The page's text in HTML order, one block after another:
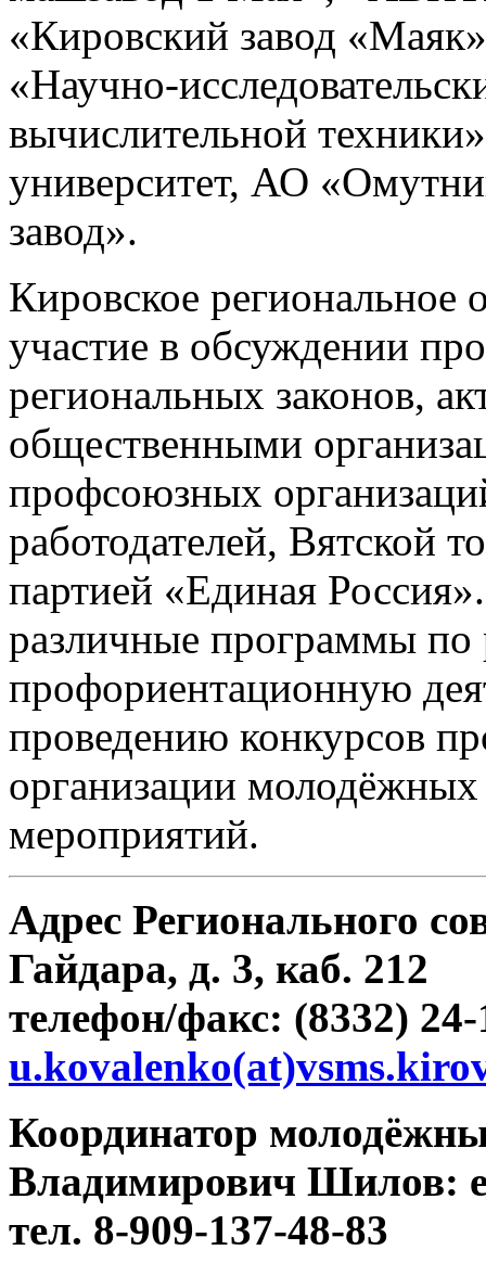
«Кировский завод
«Научно-
вычислительной
университет, АО
завод».
Кировское
участие в обсуждении
региональных законов,
общественными
профсоюзных
работодателей, Вятской
партией «Единая
различные программы по
профориентационную
проведению конкурсов
организации
мероприятий.
Адрес Регионального
Гайдара, д. 3, каб. 212
телефон/факс: (8332) 24-
Координатор
Владимирович Шилов:
тел. 8-909-137-48-83